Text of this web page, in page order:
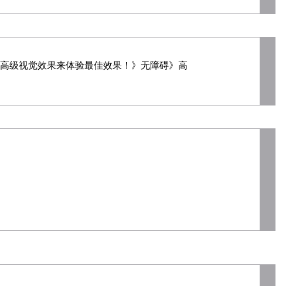
级视觉效果来体验最佳效果！》无障碍》高